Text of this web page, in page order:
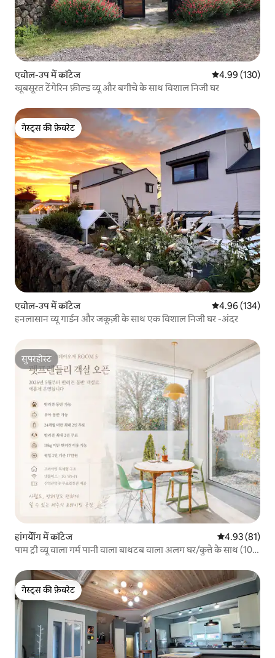
एवोल-उप में कॉटेज औसत रेटिंग 5 में से
4.99 (130)
खूबसूरत टेंगेरिन फ़ील्ड व्यू और बगीचे के साथ विशाल निजी घर
गेस्ट्स की फ़ेवरेट
गेस्ट्स की फ़ेवरेट
एवोल-उप में कॉटेज औसत रेटिंग 5 में से
4.96 (134)
हनलासान व्यू गार्डन और जकूज़ी के साथ एक विशाल निजी घर -अंदर
सुपरहोस्ट
सुपरहोस्ट
हांगयेोंग में कॉटेज औसत रेटिंग 5 में
4.93 (81)
पाम ट्री व्यू वाला गर्म पानी वाला बाथटब वाला अलग घर/कुत्ते के साथ (10
एरिया/निजी बगीचा
गेस्ट्स की फ़ेवरेट
गेस्ट्स की फ़ेवरेट